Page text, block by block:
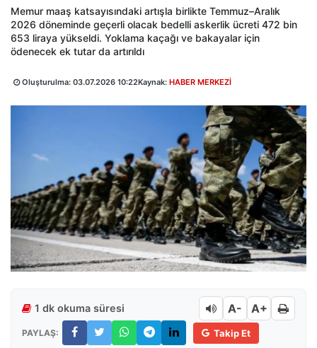
Memur maaş katsayısındaki artışla birlikte Temmuz–Aralık
2026 döneminde geçerli olacak bedelli askerlik ücreti 472 bin
653 liraya yükseldi. Yoklama kaçağı ve bakayalar için
ödenecek ek tutar da artırıldı
Oluşturulma: 03.07.2026 10:22Kaynak: HABER MERKEZİ
1 dk okuma süresi A- A+
PAYLAŞ: Takip Et